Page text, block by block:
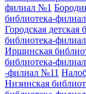
филиал №1
библиотека-
Городская
библиотека-
Иршинская
библиотека-
-филиал №11
Низинская